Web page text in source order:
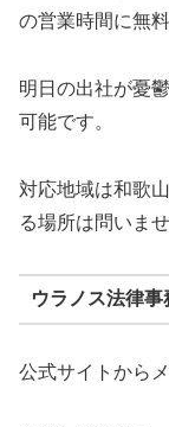
の営業時間に無
明日の出社が憂
可能です。
対応地域は和歌
る場所は問いませ
ウラノス法律
公式サイトから